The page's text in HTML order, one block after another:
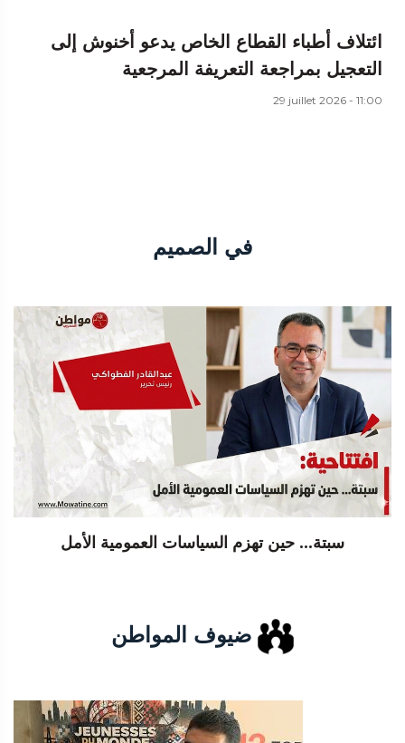
ائتلاف أطباء القطاع الخاص يدعو أخنوش إلى
التعجيل بمراجعة التعريفة المرجعية
29 juillet 2026 - 11:00
في الصميم
سبتة... حين تهزم السياسات العمومية الأمل
ضيوف المواطن